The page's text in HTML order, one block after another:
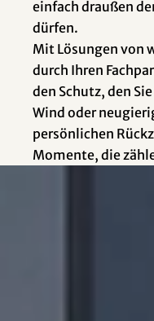
einfach draußen
dürfen.
Mit Lösungen von
durch Ihren
den Schutz, den
Wind oder
persönlichen
Momente, die